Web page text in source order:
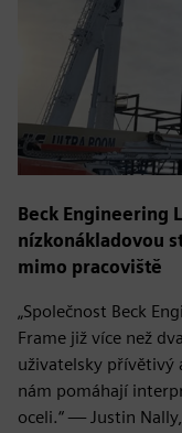
Beck Engineering
nízkonákladovou
mimo pracoviště
„Společnost Beck
Frame již více než
uživatelsky přívětivý
nám pomáhají
oceli.“ — Justin